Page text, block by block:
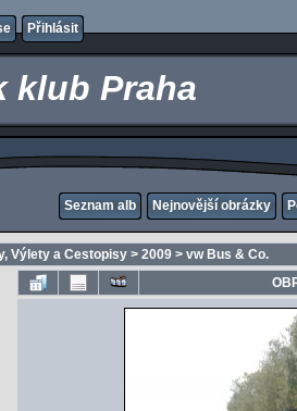
Přihlásit
klub Praha
Seznam alb Nejnovější obrázky
Výlety a Cestopisy > 2009 > vw Bus & Co.